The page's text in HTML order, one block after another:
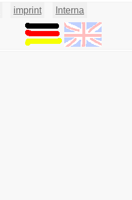
imprint Interna